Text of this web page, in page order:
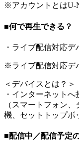
※アカウントとはU-
■何で再生できる？
・ライブ配信対応デ
※ライブ配信対応デ
＜ デバイスとは？ ＞
・インターネット
（スマートフォン
機、セットトップボ
■配信中／配信予定